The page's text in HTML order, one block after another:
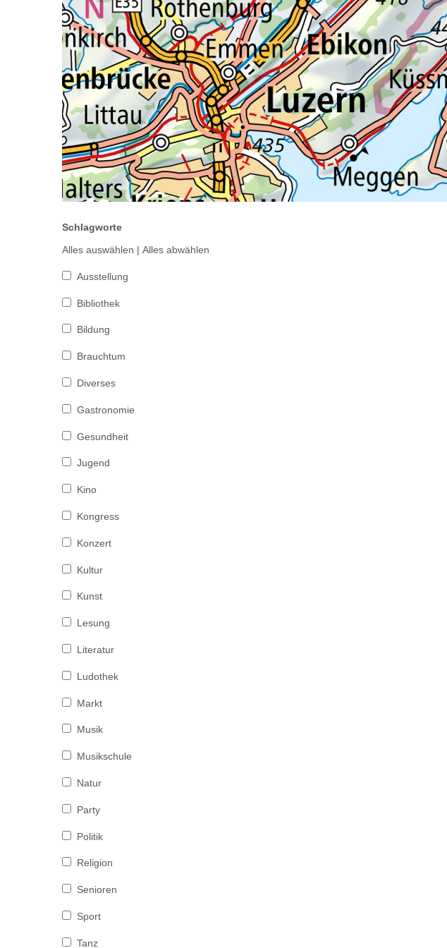
Schlagworte
Alles auswählen | Alles abwählen
Ausstellung
Bibliothek
Bildung
Brauchtum
Diverses
Gastronomie
Gesundheit
Jugend
Kino
Kongress
Konzert
Kultur
Kunst
Lesung
Literatur
Ludothek
Markt
Musik
Musikschule
Natur
Party
Politik
Religion
Senioren
Sport
Tanz